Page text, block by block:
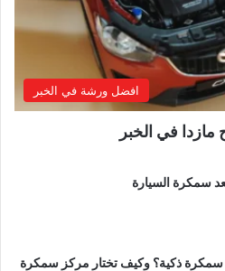
افضل ورشة في الخبر
في الخبر
سمكرة السيارة
سمكرة ذكية؟ وكيف تختار مركز سمكرة